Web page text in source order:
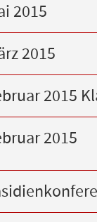
2015
2015
2015
2015